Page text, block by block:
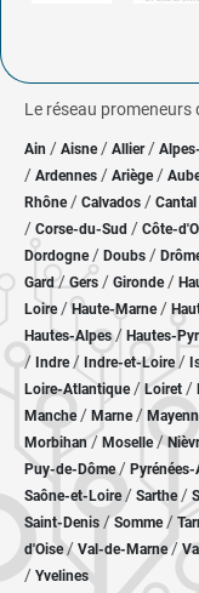
Le réseau promeneurs
Ain / Aisne/ Allier/
/ Ardennes / Ariège/
Rhône/ Calvados / Cantal
/ Corse-du-Sud / Côte-
Dordogne/ Doubs /
Gard/Gers / Gironde/
Loire/Haute-Marne/
Hautes-Alpes/ Hautes-
/ Indre/ Indre-et-Loire/
Loire-Atlantique/ Loiret /
Manche/ Marne/
Morbihan/ Moselle/
Puy-de-Dôme/
Saône-et-Loire/ Sarthe/
Saint-Denis /Somme/
d'Oise/ Val-de-Marne/
/ Yvelines